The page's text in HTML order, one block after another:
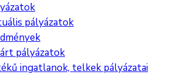
pályázatok
pályázatok
ingatlanok, telkek pályázatai